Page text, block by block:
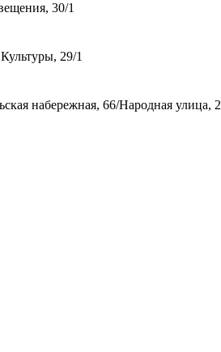
30/1
29/1
набережная, 66/Народная улица, 2